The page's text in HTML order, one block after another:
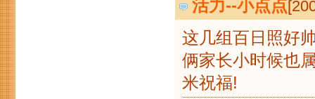
活力--小点点
这几组百日照好
俩家长小时候也